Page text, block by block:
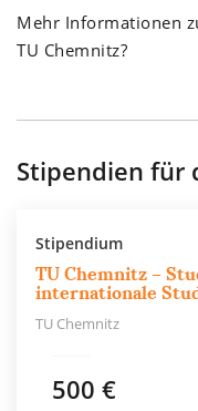
Mehr Informationen
TU Chemnitz?
Stipendien für
Stipendium
TU Chemnitz –
internationale
TU Chemnitz
500 €